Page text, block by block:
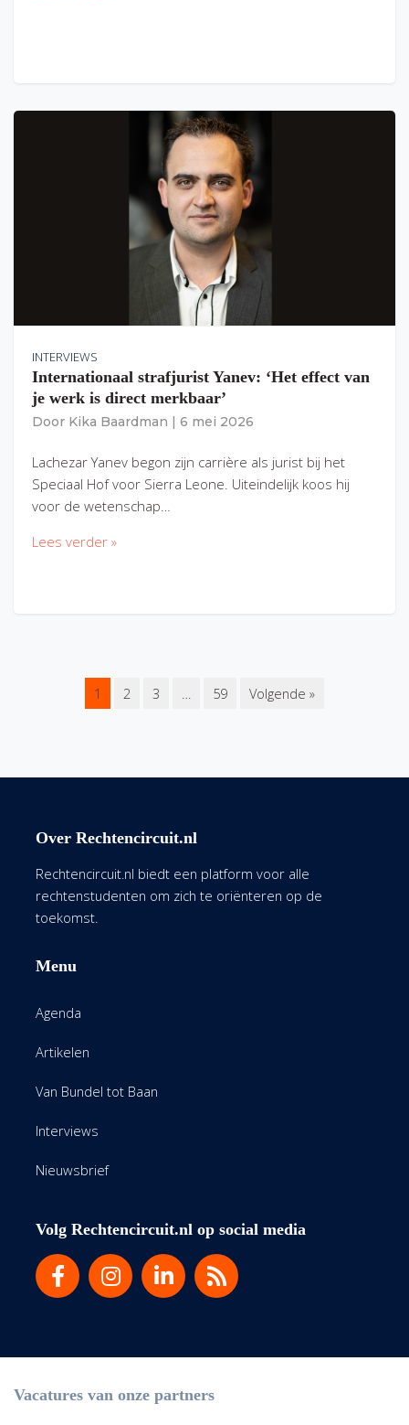
INTERVIEWS
Internationaal strafjurist Yanev: ‘Het effect van
je werk is direct merkbaar’
Door Kika Baardman 6 mei 2026
Lachezar Yanev begon zijn carrière als jurist bij het
Speciaal Hof voor Sierra Leone. Uiteindelijk koos hij
voor de wetenschap…
Lees verder »
1 2 3 … 59 Volgende »
Over Rechtencircuit.nl
Rechtencircuit.nl biedt een platform voor alle
rechtenstudenten om zich te oriënteren op de
toekomst.
Menu
Agenda
Artikelen
Van Bundel tot Baan
Interviews
Nieuwsbrief
Volg Rechtencircuit.nl op social media
Vacatures van onze partners